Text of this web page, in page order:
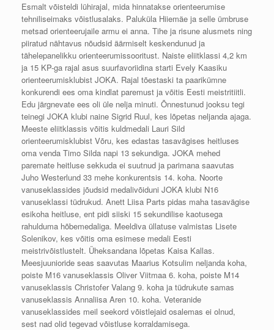
Esmalt võisteldi lühirajal, mida hinnatakse orienteerumise
tehniliseimaks võistlusalaks. Paluküla Hiiemäe ja selle ümbruse
metsad orienteerujaile armu ei anna. Tihe ja risune alusmets ning
piiratud nähtavus nõudsid äärmiselt keskendunud ja
tähelepanelikku orienteerumissooritust. Naiste eliitklassi 4,2 km
ja 15 KP-ga rajal asus suurfavoriidina starti Evely Kaasiku
orienteerumisklubist JOKA. Rajal tõestaski ta paarikümne
konkurendi ees oma kindlat paremust ja võitis Eesti meistritiitli.
Edu järgnevate ees oli üle nelja minuti. Õnnestunud jooksu tegi
teinegi JOKA klubi naine Sigrid Ruul, kes lõpetas neljanda ajaga.
Meeste eliitklassis võitis kuldmedali Lauri Sild
orienteerumisklubist Võru, kes edastas tasavägises heitluses
oma venda Timo Silda napi 13 sekundiga. JOKA mehed
paremate heitluse sekkuda ei suutnud ja parimana saavutas
Juho Westerlund 33 mehe konkurentsis 14. koha. Noorte
vanuseklassides jõudsid medalivõiduni JOKA klubi N16
vanuseklassi tüdrukud. Anett Liisa Parts pidas maha tasavägise
esikoha heitluse, ent pidi siiski 15 sekundilise kaotusega
rahulduma hõbemedaliga. Meeldiva üllatuse valmistas Lisete
Solenikov, kes võitis oma esimese medali Eesti
meistrivõistlustelt. Üheksandana lõpetas Kaisa Kallas.
Meesjuunioride seas saavutas Maarius Kotsulim neljanda koha,
poiste M16 vanuseklassis Oliver Viitmaa 6. koha, poiste M14
vanuseklassis Christofer Valang 9. koha ja tüdrukute samas
vanuseklassis Annaliisa Aren 10. koha. Veteranide
vanuseklassides meil seekord võistlejaid osalemas ei olnud,
sest nad olid tegevad võistluse korraldamisega.